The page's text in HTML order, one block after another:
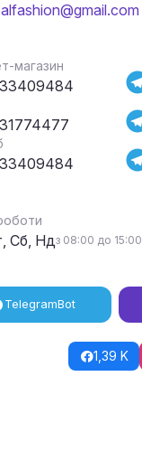
магазин
Сб, Ндз 08:00 до 15:00
TelegramBot
1,39 K